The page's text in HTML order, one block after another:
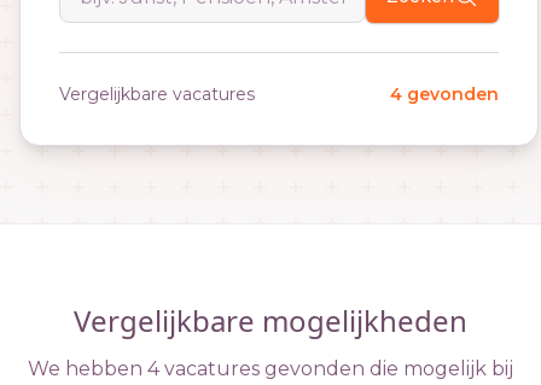
Vergelijkbare vacatures 4 gevonden
Vergelijkbare mogelijkheden
We hebben 4 vacatures gevonden die mogelijk bij